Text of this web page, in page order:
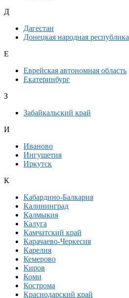
Д
Дагестан
Донецкая народная республика
Е
Еврейская автономная область
Екатеринбург
З
Забайкальский край
И
Иваново
Ингушетия
Иркутск
К
Кабардино-Балкария
Калининград
Калмыкия
Калуга
Камчатский край
Карачаево-Черкесия
Карелия
Кемерово
Киров
Коми
Кострома
Краснодарский край